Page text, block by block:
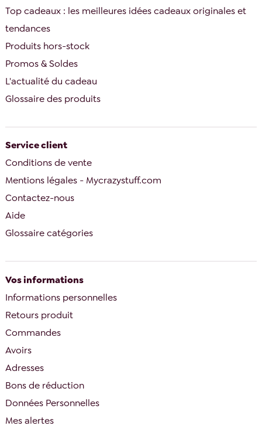
Top cadeaux : les meilleures idées cadeaux originales et
tendances
Produits hors-stock
Promos & Soldes
L'actualité du cadeau
Glossaire des produits
Service client
Conditions de vente
Mentions légales - Mycrazystuff.com
Contactez-nous
Aide
Glossaire catégories
Vos informations
Informations personnelles
Retours produit
Commandes
Avoirs
Adresses
Bons de réduction
Données Personnelles
Mes alertes